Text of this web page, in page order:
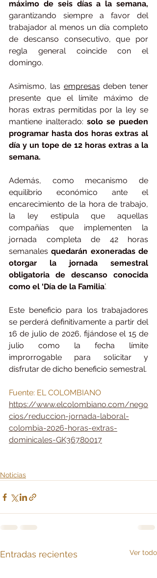
máximo de seis días a la semana,
garantizando siempre a favor del
trabajador al menos un día completo
de descanso consecutivo, que por
regla general coincide con el
domingo.
Asimismo, las empresas deben tener
presente que el límite máximo de
horas extras permitidas por la ley se
mantiene inalterado: solo se pueden
programar hasta dos horas extras al
día y un tope de 12 horas extras a la
semana.
Además, como mecanismo de
equilibrio económico ante el
encarecimiento de la hora de trabajo,
la ley estipula que aquellas
compañías que implementen la
jornada completa de 42 horas
semanales quedarán exoneradas de
otorgar la jornada semestral
obligatoria de descanso conocida
como el ‘Día de la Familia’.
Este beneficio para los trabajadores
se perderá definitivamente a partir del
16 de julio de 2026, fijándose el 15 de
julio como la fecha límite
improrrogable para solicitar y
disfrutar de dicho beneficio semestral.
Fuente: EL COLOMBIANO
https://www.elcolombiano.com/nego
cios/reduccion-jornada-laboral-
colombia-2026-horas-extras-
dominicales-GK36780017
Noticias
Entradas recientes Ver todo